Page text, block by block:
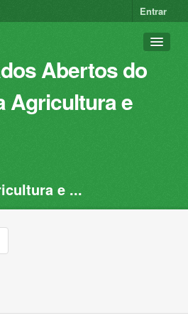
Entrar
Abertos do
Agricultura e
e ...